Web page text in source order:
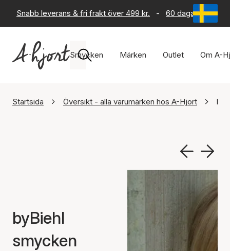
Snabb leverans & fri frakt över 499 kr. - 60 dagars
Smycken Märken Outlet Om A-
Startsida Översikt - alla varumärken hos A-Hjort
byBiehl
smycken